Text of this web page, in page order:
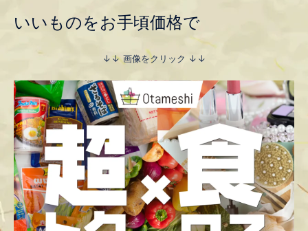
いいものをお手頃価格で
↓↓ 画像をクリック ↓↓